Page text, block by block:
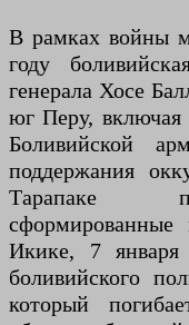
В рамках войны
году
генерала Хосе
юг Перу, включая
Боливийской
поддержания
Тарапаке
Икике, 7 января
боливийского
который